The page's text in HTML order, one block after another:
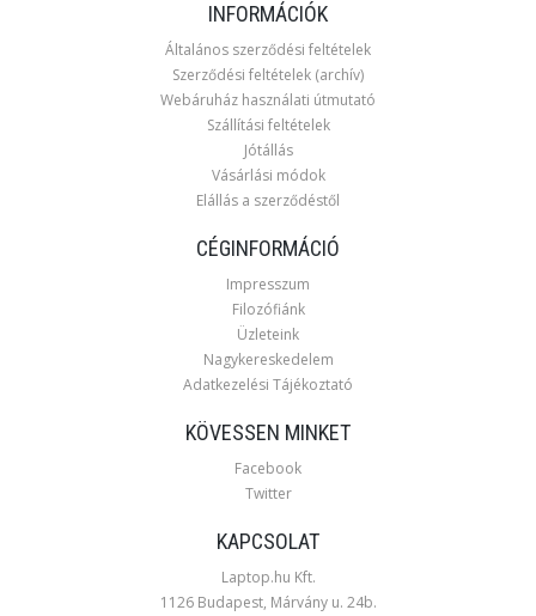
INFORMÁCIÓK
Általános szerződési feltételek
Szerződési feltételek (archív)
Webáruház használati útmutató
Szállítási feltételek
Jótállás
Vásárlási módok
Elállás a szerződéstől
CÉGINFORMÁCIÓ
Impresszum
Filozófiánk
Üzleteink
Nagykereskedelem
Adatkezelési Tájékoztató
KÖVESSEN MINKET
Facebook
Twitter
KAPCSOLAT
Laptop.hu Kft.
1126 Budapest, Márvány u. 24b.